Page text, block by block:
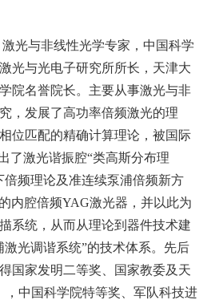
光与非线性光学专家，中国科学
光与光电子研究所所长，天津大
院名誉院长。主要从事激光与非
，发展了高功率倍频激光的理
位匹配的精确计算理论，被国际
了激光谐振腔“类高斯分布理
倍频理论及准连续泵浦倍频新方
内腔倍频YAG激光器，并以此为
系统，从而从理论到器件技术建
光调谐系统”的技术体系。先后
国家发明二等奖、国家教委及天
，中国科学院特等奖、军队科技进